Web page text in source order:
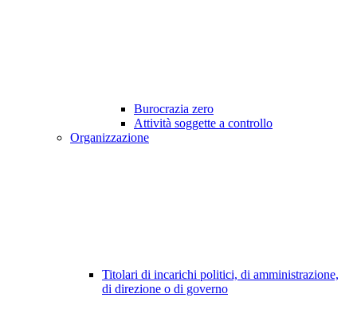
Burocrazia zero
Attività soggette a controllo
Organizzazione
Titolari di incarichi politici, di amministrazione,
di direzione o di governo